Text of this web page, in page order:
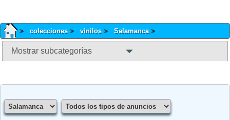
colecciones vinilos Salamanca
Mostrar subcategorías